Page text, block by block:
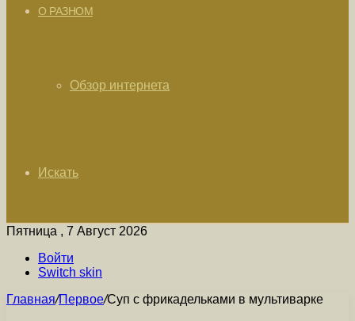
О РАЗНОМ
Обзор интернета
Искать
Пятница , 7 Август 2026
Войти
Switch skin
Главная/Первое/Суп с фрикадельками в мультиварке